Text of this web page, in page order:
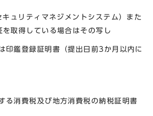
ュリティマネジメントシステム）また
を取得している場合はその写し
鑑登録証明書（提出日前3か月以内に
消費税及び地方消費税の納税証明書